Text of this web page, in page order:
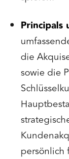
Principals
die
sowie die
persönlich